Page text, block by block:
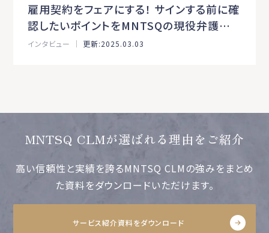
雇用契約をフェアにする！ サインする前に確
認したいポイントをMNTSQの現役弁護士＆
人事がわかりやすく解説
インタビュー ｜ 更新:2025.03.03
MNTSQ CLMが選ばれる理由をご紹介
高い信頼性と実績を誇るMNTSQ CLMの強みをまとめ
た資料をダウンロードいただけます。
サービス紹介資料をダウンロード